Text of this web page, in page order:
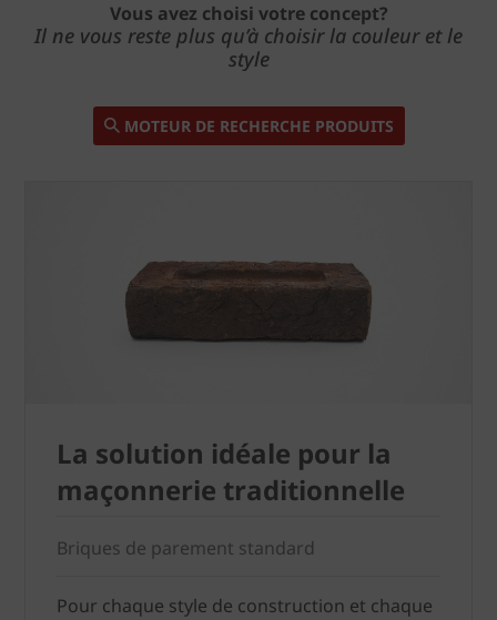
Vous avez choisi votre concept?
Il ne vous reste plus qu’à choisir la couleur et le
style
MOTEUR DE RECHERCHE PRODUITS
La solution idéale pour la
maçonnerie traditionnelle
Briques de parement standard
Pour chaque style de construction et chaque